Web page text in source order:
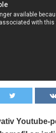
Youtube-